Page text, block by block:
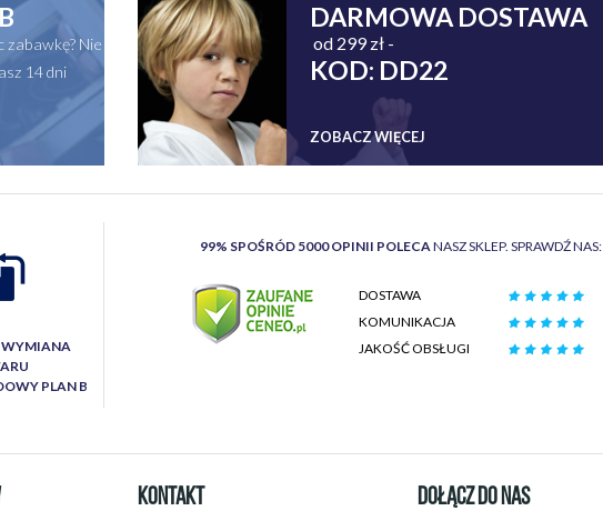
zabawkę? Nie
14 dni
DARMOWA DOSTAWA
od 299 zł -
KOD: DD22
ZOBACZ WIĘCEJ
PLAN B
99% SPOŚRÓD 5000 OPINII POLECANASZ SKLEP. SPRAWDŹ NAS:
DOSTAWA
KOMUNIKACJA
JAKOŚĆ OBSŁUGI
KONTAKT DOŁĄCZ DO NAS